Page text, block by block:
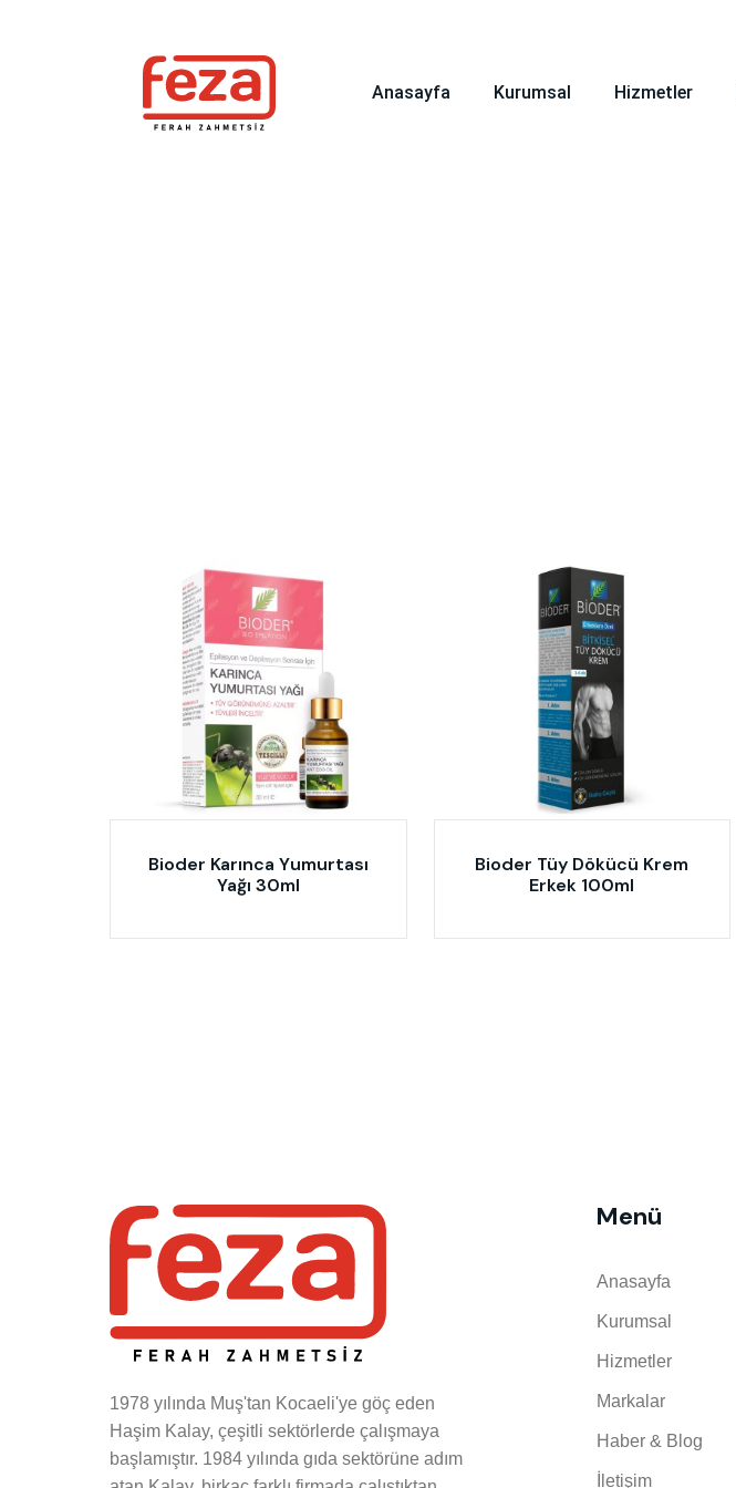
Anasayfa Kurumsal Hizmetler
Bioder Karınca Yumurtası
Yağı 30ml
Bioder Tüy Dökücü Krem
Erkek 100ml
1978 yılında Muş'tan Kocaeli'ye göç eden
Haşim Kalay, çeşitli sektörlerde çalışmaya
başlamıştır. 1984 yılında gıda sektörüne adım
Menü
Anasayfa
Kurumsal
Hizmetler
Markalar
Haber & Blog
İletişim